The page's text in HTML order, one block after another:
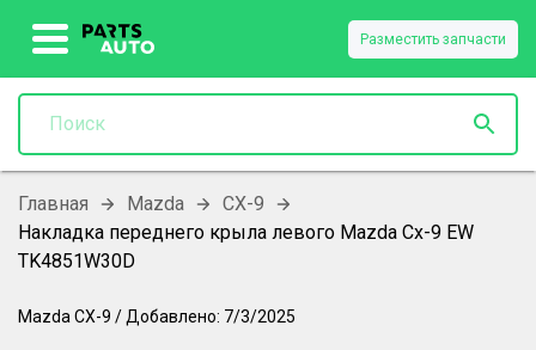
Разместить запчасти
Главная Mazda
CX-9
Накладка переднего крыла левого Mazda Cx-9 EW
TK4851W30D
Mazda CX-9 / Добавлено: 7/3/2025